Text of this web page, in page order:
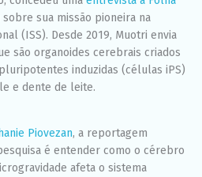
sua missão pioneira na
(ISS). Desde 2019, Muotri envia
são organoides cerebrais criados
induzidas (células iPS)
e dente de leite.
Piovezan, a reportagem
é entender como o cérebro
afeta o sistema
visita. Se você
recusar esses
cookies,
algumas
funcionalidades
desaparecerão
do site.
Marketing
Ao compartilhar
seus interesses